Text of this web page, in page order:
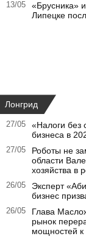
13/05
«Брусника»
Липецке
Лонгрид
27/05
«Налоги без
бизнеса в
27/05
Роботы не
области
хозяйства в
26/05
Эксперт
бизнес
26/05
Глава
рынок
мощностей к